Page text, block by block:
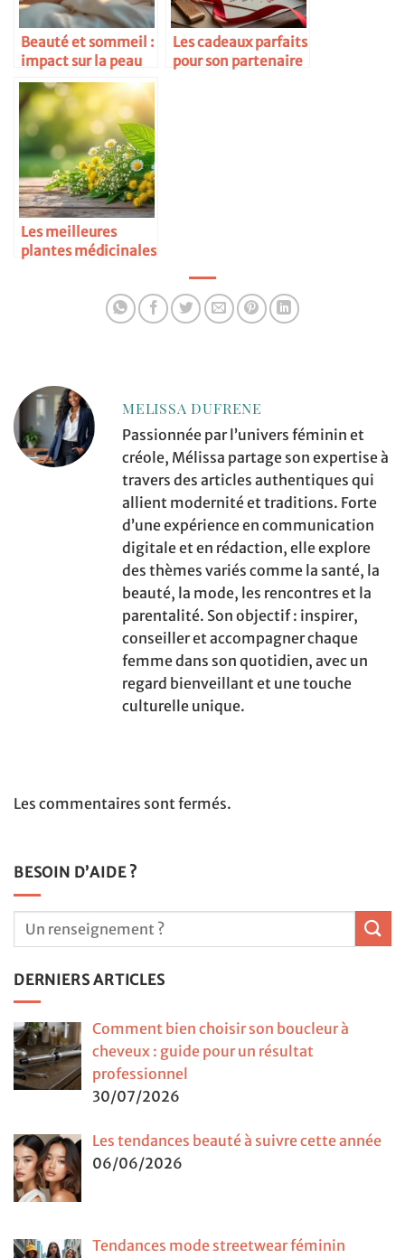
Beauté et sommeil :
impact sur la peau
Les cadeaux parfaits
pour son partenaire
Les meilleures
plantes médicinales
MELISSA DUFRENE
Passionnée par l’univers féminin et
créole, Mélissa partage son expertise à
travers des articles authentiques qui
allient modernité et traditions. Forte
d’une expérience en communication
digitale et en rédaction, elle explore
des thèmes variés comme la santé, la
beauté, la mode, les rencontres et la
parentalité. Son objectif : inspirer,
conseiller et accompagner chaque
femme dans son quotidien, avec un
regard bienveillant et une touche
culturelle unique.
Les commentaires sont fermés.
BESOIN D’AIDE ?
DERNIERS ARTICLES
Comment bien choisir son boucleur à
cheveux : guide pour un résultat
professionnel
30/07/2026
Les tendances beauté à suivre cette année
06/06/2026
Tendances mode streetwear féminin